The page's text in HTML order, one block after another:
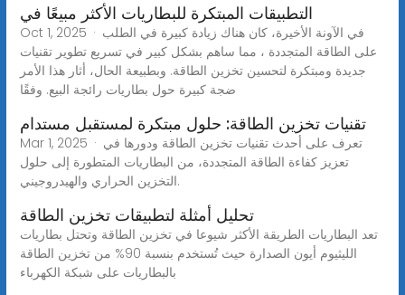
التطبيقات المبتكرة للبطاريات الأكثر مبيعًا في
Oct 1, 2025 · في الآونة الأخيرة، كان هناك زيادة كبيرة في الطلب
على الطاقة المتجددة ، مما ساهم بشكل كبير في تسريع تطوير تقنيات
جديدة ومبتكرة لتحسين تخزين الطاقة. وبطبيعة الحال، أثار هذا الأمر
ضجة كبيرة حول بطاريات رائجة البيع. وفقًا
تقنيات تخزين الطاقة: حلول مبتكرة لمستقبل مستدام
Mar 1, 2025 · تعرف على أحدث تقنيات تخزين الطاقة ودورها في
تعزيز كفاءة الطاقة المتجددة، من البطاريات المتطورة إلى حلول
التخزين الحراري والهيدروجيني.
تحليل أمثلة لتطبيقات تخزين الطاقة
تعد البطاريات الطريقة الأكثر شيوعا في تخزين الطاقة وتحتل بطاريات
الليثيوم أيون الصدارة حيث تُستخدم بنسبة 90% من تخزين الطاقة
بالبطاريات على شبكة الكهرباء